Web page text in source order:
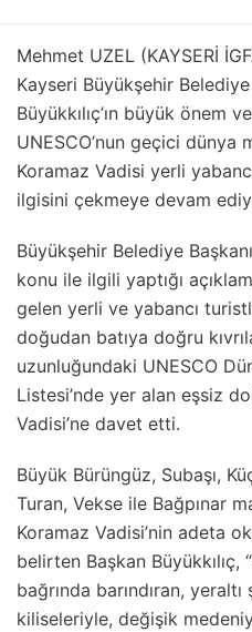
Mehmet UZEL (KAYSERİ
Kayseri Büyükşehir
Büyükkılıç’ın büyük önem
UNESCO’nun geçici dünya
Koramaz Vadisi yerli
ilgisini çekmeye devam
Büyükşehir Belediye
konu ile ilgili yaptığı
gelen yerli ve yabancı
doğudan batıya doğru
uzunluğundaki UNESCO
Listesi’nde yer alan eşsiz
Vadisi’ne davet etti.
Büyük Bürüngüz, Subaşı,
Turan, Vekse ile Bağpınar
Koramaz Vadisi’nin adeta
belirten Başkan Büyükkılıç,
bağrında barındıran,
kiliseleriyle, değişik